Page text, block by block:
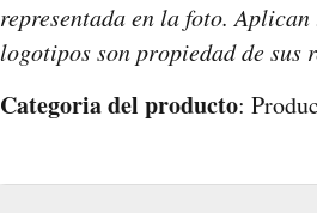
representada en la foto.
logotipos son propiedad de sus
Categoria del producto: